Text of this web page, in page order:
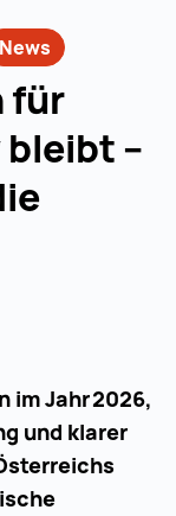
News
für
–
im Jahr 2026,
und klarer